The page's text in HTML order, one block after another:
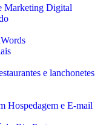
Marketing Digital
e lanchonetes
Hospedagem e E-mail